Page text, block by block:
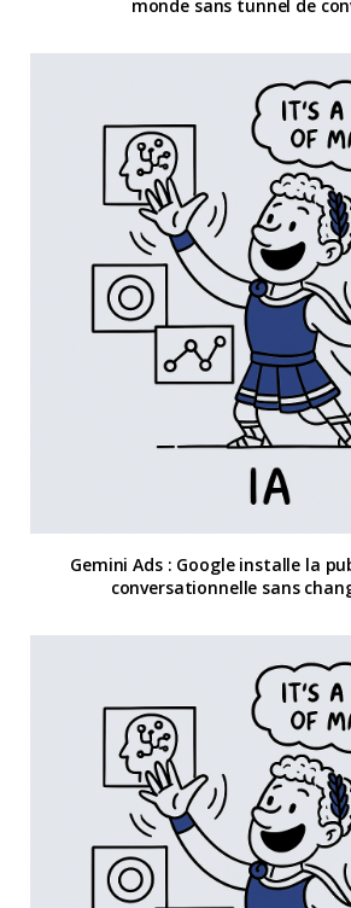
monde sans tunnel de
Gemini Ads : Google installe la
conversationnelle sans